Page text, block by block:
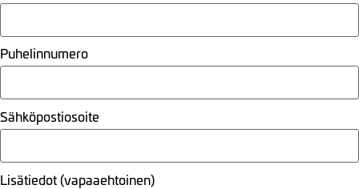
Puhelinnumero
Sähköpostiosoite
Lisätiedot (vapaaehtoinen)